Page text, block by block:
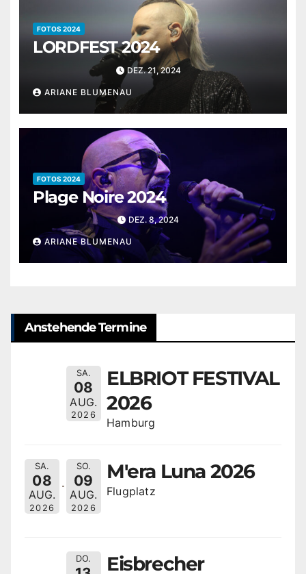
FOTOS 2024
LORDFEST 2024
DEZ. 21, 2024
ARIANE BLUMENAU
FOTOS 2024
Plage Noire 2024
DEZ. 8, 2024
ARIANE BLUMENAU
Anstehende Termine
SA.
08
AUG.
2026
ELBRIOT FESTIVAL
2026
Hamburg
SA.
08
AUG.
2026
SO.
09
AUG.
2026
M'era Luna 2026
Flugplatz
DO. Eisbrecher